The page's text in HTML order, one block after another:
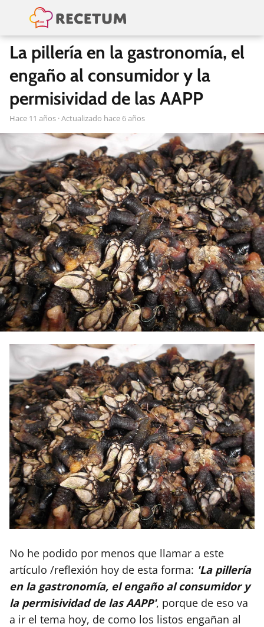
La pillería en la gastronomía, el
engaño al consumidor y la
permisividad de las AAPP
hace 11 años · Actualizado hace 6 años
No he podido por menos que llamar a este
artículo /reflexión hoy de esta forma: 'La pillería
en la gastronomía, el engaño al consumidor y
la permisividad de las AAPP', porque de eso va
a ir el tema hoy, de como los listos engañan al